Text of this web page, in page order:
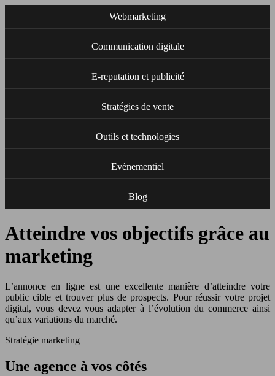
Webmarketing
Communication digitale
E-reputation et publicité
Stratégies de vente
Outils et technologies
Evènementiel
Blog
Atteindre vos objectifs grâce au
marketing
L’annonce en ligne est une excellente manière d’atteindre votre
public cible et trouver plus de prospects. Pour réussir votre projet
digital, vous devez vous adapter à l’évolution du commerce ainsi
qu’aux variations du marché.
Stratégie marketing
Une agence à vos côtés